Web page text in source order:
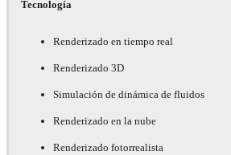
Tecnología
Renderizado en tiempo real
Renderizado 3D
Simulación de dinámica de fluidos
Renderizado en la nube
Renderizado fotorrealista